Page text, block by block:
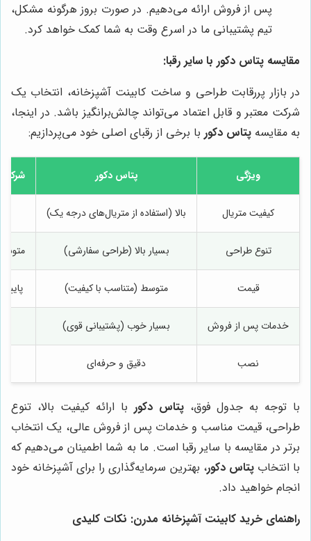
پس از فروش ارائه می‌دهیم. در صورت بروز هرگونه مشکل،
تیم پشتیبانی ما در اسرع وقت به شما کمک خواهد کرد.
مقایسه پتاس دکور با سایر رقبا:
در بازار پررقابت طراحی و ساخت کابینت آشپزخانه، انتخاب یک
شرکت معتبر و قابل اعتماد می‌تواند چالش‌برانگیز باشد. در اینجا،
به مقایسه پتاس دکور با برخی از رقبای اصلی خود می‌پردازیم:
ویژگی پتاس دکور
کیفیت متریال بالا (استفاده از متریال‌های درجه یک)
تنوع طراحی بسیار بالا (طراحی سفارشی)
قیمت متوسط (متناسب با کیفیت)
خدمات پس از فروش بسیار خوب (پشتیبانی قوی)
نصب دقیق و حرفه‌ای
با توجه به جدول فوق، پتاس دکور با ارائه کیفیت بالا، تنوع
طراحی، قیمت مناسب و خدمات پس از فروش عالی، یک انتخاب
برتر در مقایسه با سایر رقبا است. ما به شما اطمینان می‌دهیم که
با انتخابپتاس دکور، بهترین سرمایه‌گذاری را برای آشپزخانه خود
انجام خواهید داد.
راهنمای خرید کابینت آشپزخانه مدرن: نکات کلیدی